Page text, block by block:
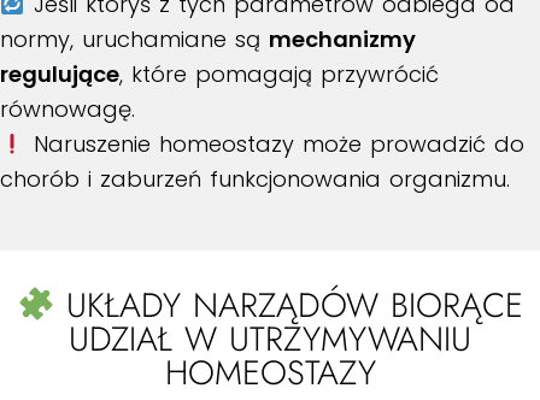
normy, uruchamiane są mechanizmy
regulujące, które pomagają przywrócić
równowagę.
Naruszenie homeostazy może prowadzić do
chorób i zaburzeń funkcjonowania organizmu.
UKŁADY NARZĄDÓW BIORĄCE
UDZIAŁ W UTRZYMYWANIU
HOMEOSTAZY